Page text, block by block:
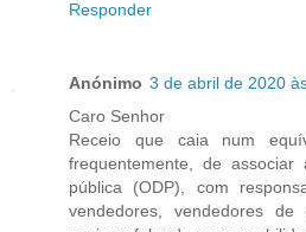
Responder
Anónimo 3 de abril de 2020
Caro Senhor
Receio que caia num
frequentemente, de
pública (ODP), com
vendedores, vendedores